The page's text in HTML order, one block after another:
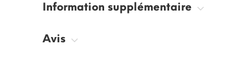
Information supplémentaire
Avis